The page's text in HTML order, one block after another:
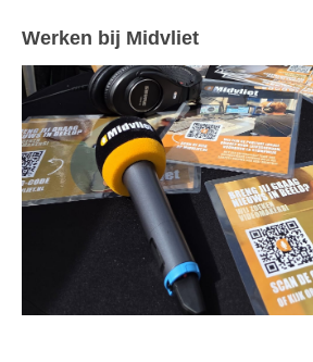
Werken bij Midvliet